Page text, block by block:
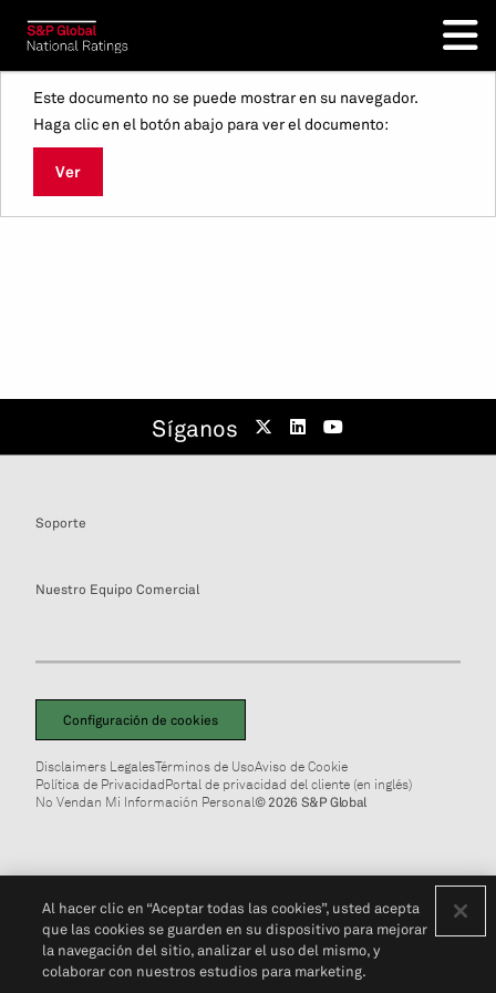
Este documento no se puede mostrar en su navegador.
Haga clic en el botón abajo para ver el documento:
Ver
Síganos
Soporte
Nuestro Equipo Comercial
Configuración de cookies
Disclaimers LegalesTérminos de UsoAviso de Cookie
Política de PrivacidadPortal de privacidad del cliente (en inglés)
No Vendan Mi Información Personal© 2026 S&P Global
Al hacer clic en “Aceptar todas las cookies”, usted acepta
que las cookies se guarden en su dispositivo para mejorar
la navegación del sitio, analizar el uso del mismo, y
colaborar con nuestros estudios para marketing.